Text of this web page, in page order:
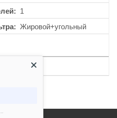
1
Жировой+угольный
67 дб